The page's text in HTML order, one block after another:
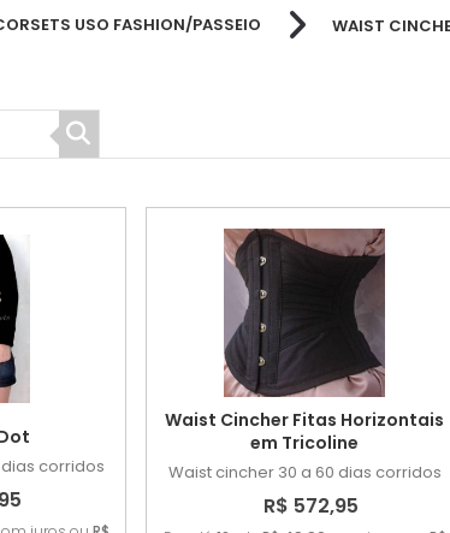
USO FASHION/PASSEIO WAIST
dias corridos
Waist Cincher Fitas Horizontais
em Tricoline
Waist cincher 30 a 60 dias corridos
R$ 572,95